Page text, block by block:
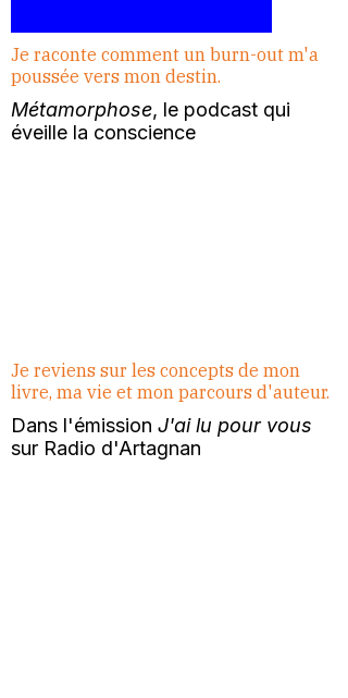
Je raconte comment un burn-out m'a
poussée vers mon destin.
Métamorphose, le podcast qui
éveille la conscience
Je reviens sur les concepts de mon
livre, ma vie et mon parcours d'auteur.
Dans l'émission J'ai lu pour vous
sur Radio d'Artagnan